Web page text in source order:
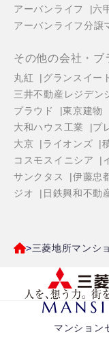
アーバンライフ
六
アーバンライフ分譲
その他の会社・ブ
丸紅 グランスイー
三井不動産レジデン
プラウド
東京建物
大和ハウス工業
プ
大京
ライオンズ
コスモスイニシア
サンクタス
伊藤忠
ジオ
日鉄興和不動
三菱地所マンシ
マンション